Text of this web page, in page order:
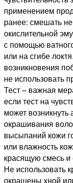
применением
ранее: смешать
окислительной
с помощью
или на сгибе
возникновения
не использовать
Тест – важная
если тест на
может возникнуть
окрашивания
высыпаний кожи
или влажность
красящую смесь и
Не использовать
окрашены хной